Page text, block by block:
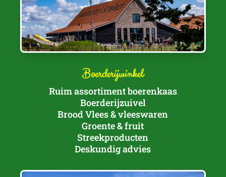
Boerderijwinkel
Ruim assortiment boerenkaas
Boerderijzuivel
Brood Vlees & vleeswaren
Groente & fruit
Streekproducten
Deskundig advies